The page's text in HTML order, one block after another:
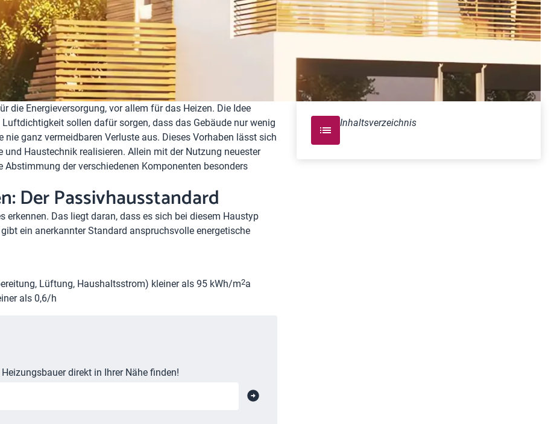
Inhaltsverzeichnis
die Energieversorgung, vor allem für das Heizen. Die Idee
sollen dafür sorgen, dass das Gebäude nur wenig
ganz vermeidbaren Verluste aus. Dieses Vorhaben lässt sich
Haustechnik realisieren. Allein mit der Nutzung neuester
der verschiedenen Komponenten besonders
Der Passivhausstandard
Das liegt daran, dass es sich bei diesem Haustyp
ein anerkannter Standard anspruchsvolle energetische
Lüftung, Haushaltsstrom) kleiner als 95 kWh/m2a
als 0,6/h
direkt in Ihrer Nähe finden!